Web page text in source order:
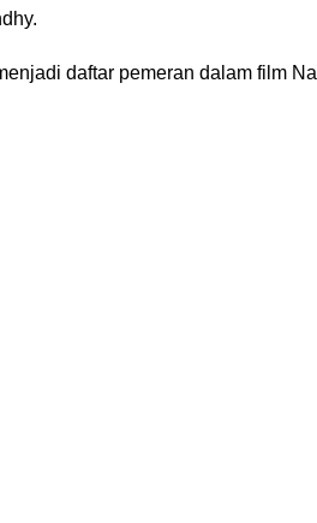
daftar pemeran dalam film Na